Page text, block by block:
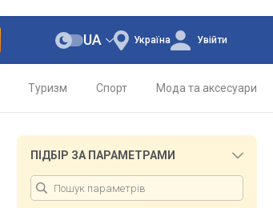
Україна
UA Увійти
Туризм Спорт Мода та аксесуари
ПІДБІР ЗА ПАРАМЕТРАМИ